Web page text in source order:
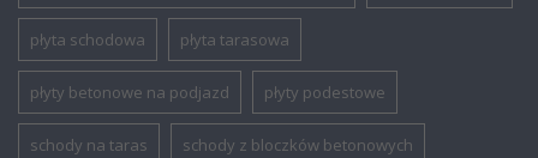
płyta schodowa płyta tarasowa
płyty betonowe na podjazd płyty podestowe
schody na taras schody z bloczków betonowych